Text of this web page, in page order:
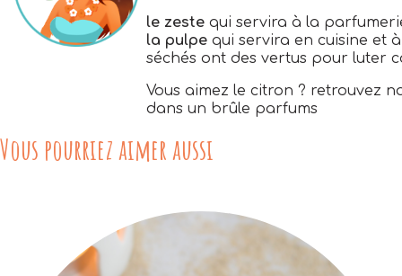
le zeste qui servira à la
la pulpe qui servira en cuisine et
séchés ont des vertus pour luter
Vous aimez le citron ? retrouvez
dans un brûle parfums
Vous pourriez aimer aussi